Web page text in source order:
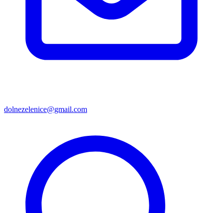
dolnezelenice@gmail.com